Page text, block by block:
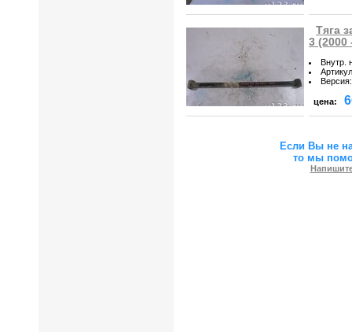
Тяга
3 (2000
Внутр.
Артикул
Версия:
цена:
Если Вы не
то мы